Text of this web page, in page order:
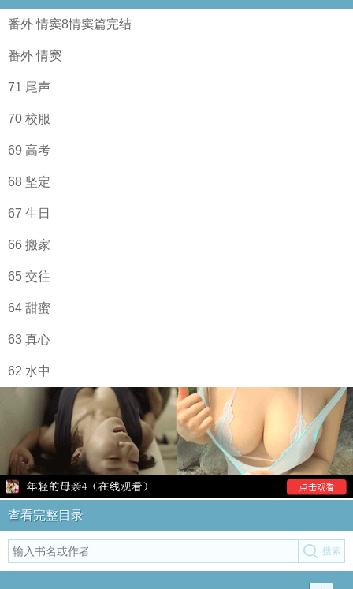
番外 情窦8情窦篇完结
番外 情窦
71 尾声
70 校服
69 高考
68 坚定
67 生日
66 搬家
65 交往
64 甜蜜
63 真心
62 水中
查看完整目录